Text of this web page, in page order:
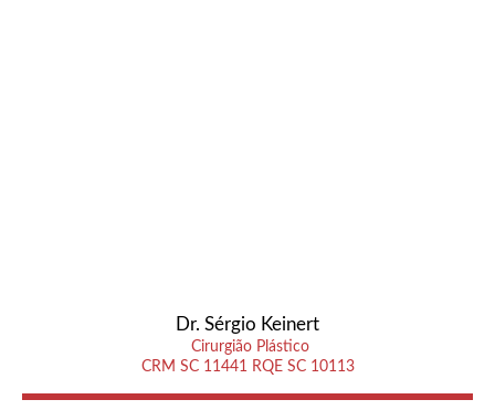
Dr. Sérgio Keinert
Cirurgião Plástico
CRM SC 11441 RQE SC 10113